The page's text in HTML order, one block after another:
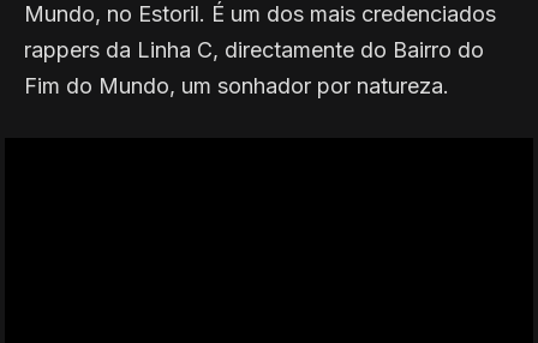
Mundo, no Estoril. É um dos mais credenciados
rappers da Linha C, directamente do Bairro do
Fim do Mundo, um sonhador por natureza.